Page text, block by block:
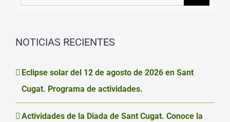
NOTICIAS RECIENTES
Eclipse solar del 12 de agosto de 2026 en Sant
Cugat. Programa de actividades.
Actividades de la Diada de Sant Cugat. Conoce la